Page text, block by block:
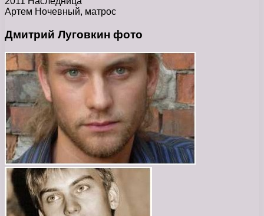
Артем Ночевный, матрос
Дмитрий Луговкин фото